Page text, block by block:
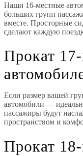
Наши 16-местные
больших групп
вместе. Просторные
сделают каждую
Прокат
Если размер вашей
автомобили —
пассажиры будут
пространством и
Прокат